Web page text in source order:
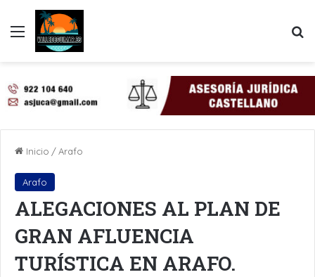
Menú
Inicio /Arafo
Arafo
ALEGACIONES AL PLAN DE
GRAN AFLUENCIA
TURÍSTICA EN ARAFO.